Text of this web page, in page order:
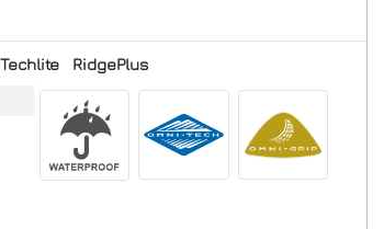
Techlite RidgePlus